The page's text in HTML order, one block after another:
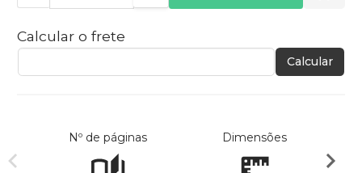
Calcular o frete
Calcular
Nº de páginas Dimensões